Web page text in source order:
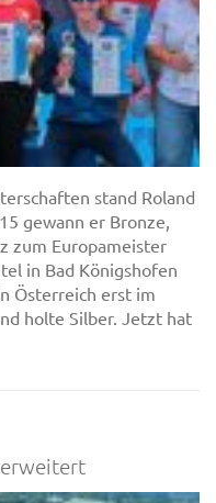
stand Roland
gewann er Bronze,
zum Europameister
in Bad Königshofen
Österreich erst im
holte Silber. Jetzt hat